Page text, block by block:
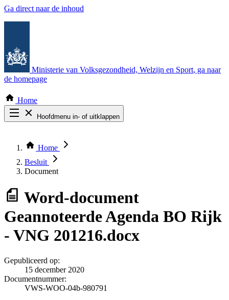
Ga direct naar de inhoud
Ministerie van Volksgezondheid, Welzijn en Sport, ga naar
de homepage
Home
Hoofdmenu in- of uitklappen
Thema COVID-19
Bekijk per bestuursorgaan
Home
Besluit
Document
Word-document
Geannoteerde Agenda BO Rijk
- VNG 201216.docx
Gepubliceerd op:
15 december 2020
Documentnummer:
VWS-WOO-04b-980791